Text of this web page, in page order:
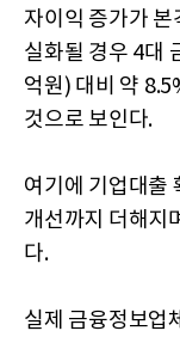
자이익 증가가 본
실화될 경우 4대
억원) 대비 약
것으로 보인다.
여기에 기업대출
개선까지 더해지
다.
실제 금융정보업